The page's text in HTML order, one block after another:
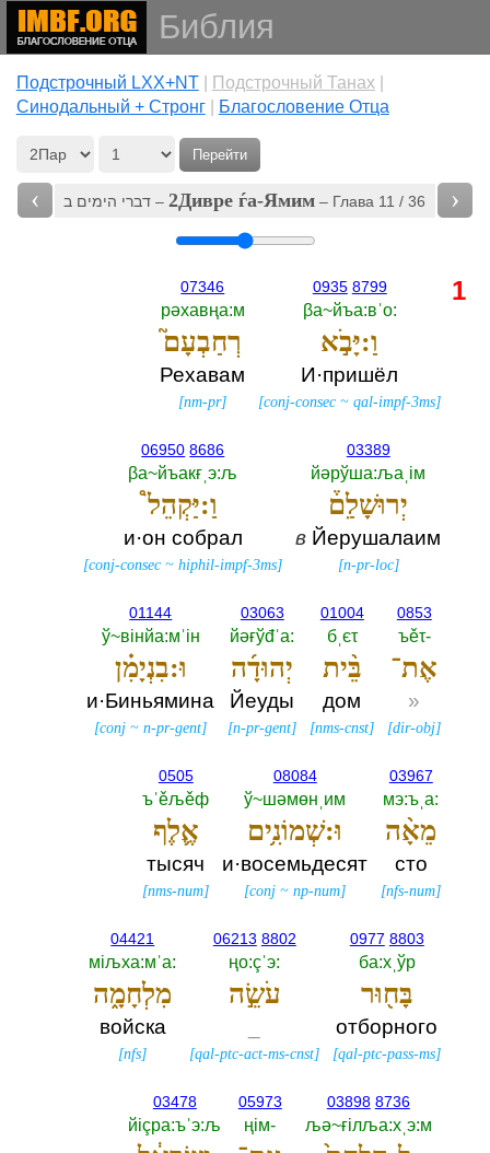
Библия
Подстрочный LXX+NT| Подстрочный Танах
Cинодальный + Стронг| Благословение Отца
Перейти
‹ דברי הימים ב‎ –2Дивре ѓа-Ямим – Глава 11 / 36 ›
0935 8799
βа~йъа:вˈо:‎
וַ:יָּבֹ֣א
И·пришёл
[conj-consec ~qal-impf-3ms]
07346
рәхавңа:м
רְחַבְעָם֮
Рехавам
[nm-pr]
03389
йәрўша:љаˌiм
יְרוּשָׁלִַם֒
в Йерушалаим
[n-pr-loc]
06950 8686
βа~йъакғˌэ:љ
וַ:יַּקְהֵל֩
и·он собрал
[conj-consec ~hiphil-impf-3ms]
0853
ъěτ-‎
אֶת־
»
[dir-obj]
01004
бˌєτ
בֵּ֨ית
дом
[nms-cnst]
03063
йәғўđˈа:‎
יְהוּדָ֜ה
Йеуды
[n-pr-gent]
01144
ў~вiнйа:мˈiн
וּ:בִנְיָמִ֗ן
и·Биньямина
[conj ~n-pr-gent]
03967
мэ:ъˌа:‎
מֵאָ֨ה
сто
[nfs-num]
08084
ў~шәмөнˌим
וּ:שְׁמוֹנִ֥ים
и·восемьдесят
[conj ~np-num]
0505
ъˈěљěф
אֶ֛לֶף
тысяч
[nms-num]
0977 8803
ба:хˌўр
בָּח֖וּר
отборного
[qal-ptc-pass-ms]
06213 8802
ңо:çˈэ:‎
עֹשֵׂ֣ה
[qal-ptc-act-ms-cnst]
04421
мiљха:мˈа:‎
מִלְחָמָ֑ה
войска
[nfs]
03898 8736
љә~ғiлља:хˌэ:м
05973
ңiм-‎
03478
йiçра:ъˈэ:љ
1